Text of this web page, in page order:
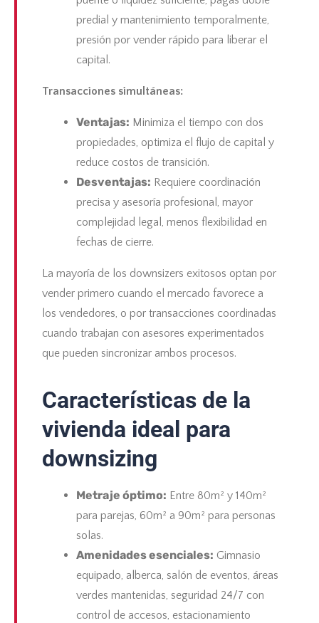
predial y mantenimiento temporalmente,
presión por vender rápido para liberar el
capital.
Transacciones simultáneas:
Ventajas: Minimiza el tiempo con dos
propiedades, optimiza el flujo de capital y
reduce costos de transición.
Desventajas: Requiere coordinación
precisa y asesoría profesional, mayor
complejidad legal, menos flexibilidad en
fechas de cierre.
La mayoría de los downsizers exitosos optan por
vender primero cuando el mercado favorece a
los vendedores, o por transacciones coordinadas
cuando trabajan con asesores experimentados
que pueden sincronizar ambos procesos.
Características de la
vivienda ideal para
downsizing
Metraje óptimo: Entre 80m² y 140m²
para parejas, 60m² a 90m² para personas
solas.
Amenidades esenciales: Gimnasio
equipado, alberca, salón de eventos, áreas
verdes mantenidas, seguridad 24/7 con
control de accesos, estacionamiento